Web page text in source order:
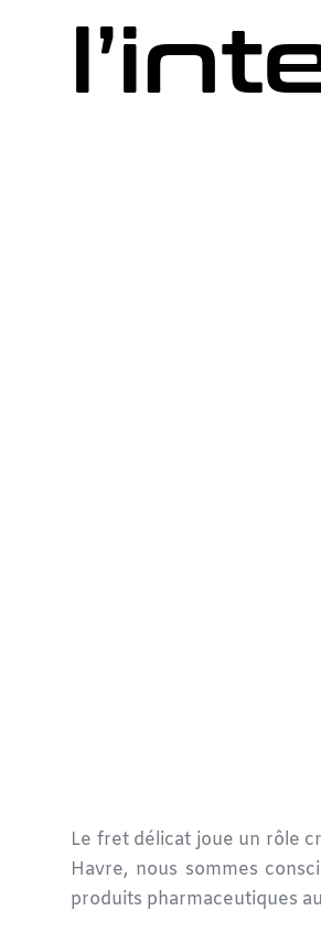
Le fret délicat joue un rôle
Havre, nous sommes
produits pharmaceutiques